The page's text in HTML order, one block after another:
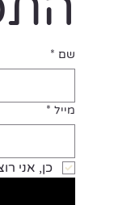
שם *
מייל *
כן, אני